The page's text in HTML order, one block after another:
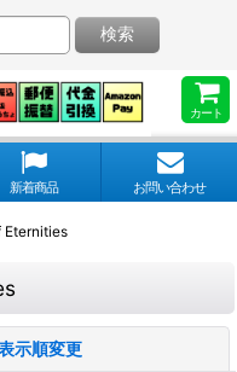
カート
検索
新着商品 お問い合わせ
Eternities
示順変更